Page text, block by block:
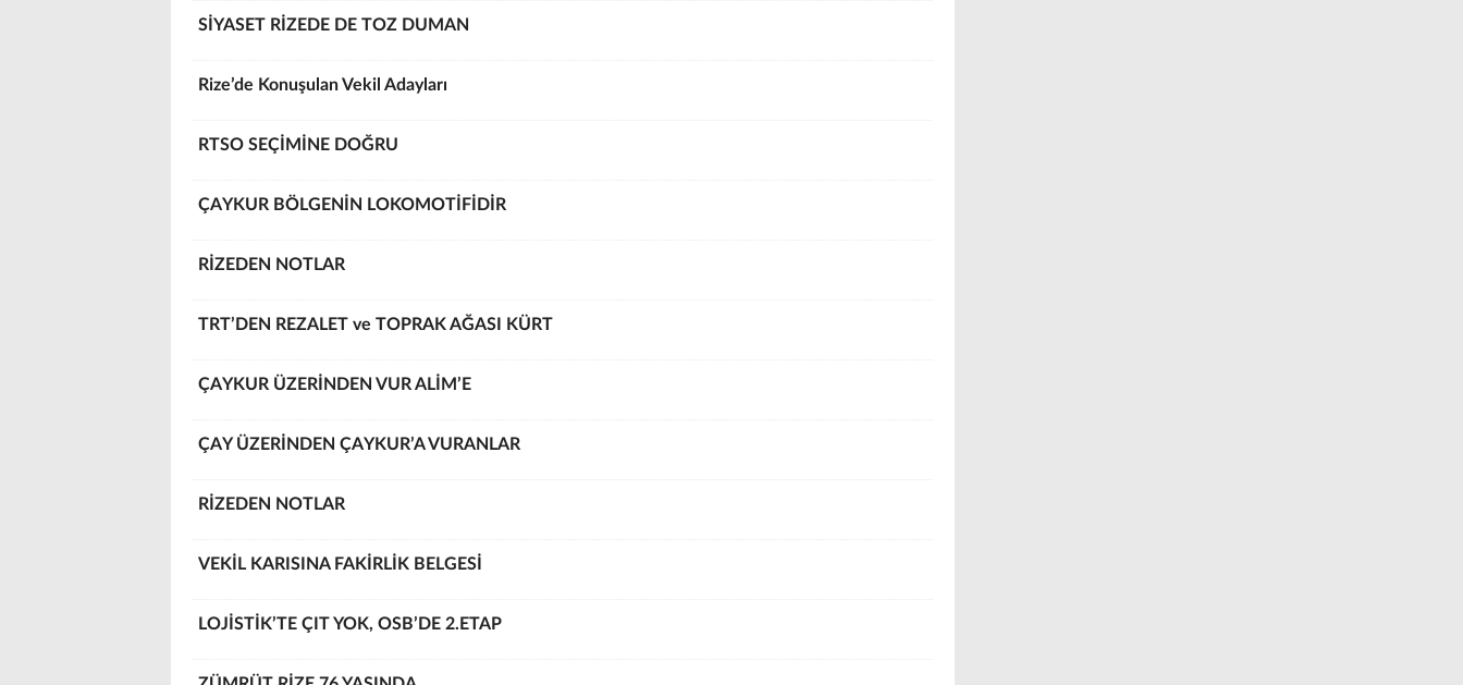
SİYASET RİZEDE DE TOZ DUMAN
Rize’de Konuşulan Vekil Adayları
RTSO SEÇİMİNE DOĞRU
ÇAYKUR BÖLGENİN LOKOMOTİFİDİR
RİZEDEN NOTLAR
TRT’DEN REZALET ve TOPRAK AĞASI KÜRT
ÇAYKUR ÜZERİNDEN VUR ALİM’E
ÇAY ÜZERİNDEN ÇAYKUR’A VURANLAR
RİZEDEN NOTLAR
VEKİL KARISINA FAKİRLİK BELGESİ
LOJİSTİK’TE ÇIT YOK, OSB’DE 2.ETAP